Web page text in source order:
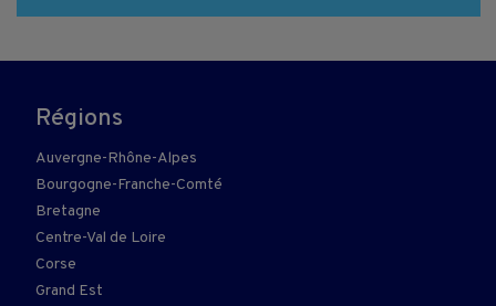
Régions
Auvergne-Rhône-Alpes
Bourgogne-Franche-Comté
Bretagne
Centre-Val de Loire
Corse
Grand Est